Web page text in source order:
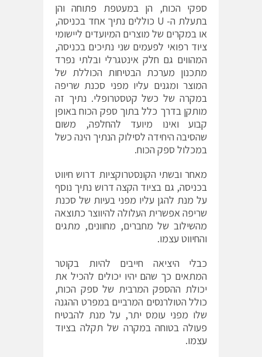
ספקי הכוח, הן במעטפת פתוחה והן
בתעלת ה- U כוללים נתיך אחד בכניסה,
או במקרים של מוצרים המיועדים ליישומי
ציוד רפואי לפעמים שני נתיכים בכניסה,
המהווים גם חלק אינטגרלי ובלתי נפרד
מתכנון מערכת הבטיחות הכוללת של
המוצר ומגנים עליו מפני סכנת שריפה
במקרה של כשל קטסטרופלי. נתיך זה
מותקן בדרך כלל בתוך ספק הכוח באופן
קבוע ואינו מיועד להחלפה, משום
שהסיבה היחידה לסילוק הנתיך הינה כשל
במכלול ספק הכוח.
מאחר ובשתי הקונסטרוקציות דרוש חיווט
בכניסה, גם בציוד הקצה דרוש נתיך נוסף
על מנת להגן עליו מפני בעיות של סכנת
שריפה אפשרית העלולה להיווצר כתוצאה
מהשילוב של מחברים, מחוונים, מתגים
והחיווט עצמו.
כבלי היציאה חייבים להיות בקוטר
המתאים כך שהם יהיו יכולים להכיל את
יכולת ההספק המרבית של ספק הכוח,
כולל הטולרנסים המרביים במפרט ההגנה
שלו מפני עומס יתר, על מנת להבטיח
פעולה בטוחה במקרה של תקלה בציוד
עצמו.